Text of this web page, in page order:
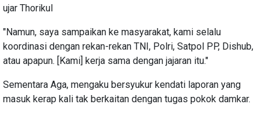
ujar Thorikul
"Namun, saya sampaikan ke masyarakat, kami selalu
koordinasi dengan rekan-rekan TNI, Polri, Satpol PP, Dishub,
atau apapun. [Kami] kerja sama dengan jajaran itu."
Sementara Aga, mengaku bersyukur kendati laporan yang
masuk kerap kali tak berkaitan dengan tugas pokok damkar.